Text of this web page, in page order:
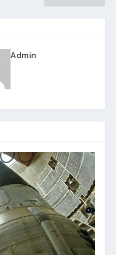
Admin